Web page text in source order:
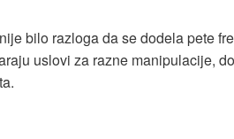
bilo razloga da se dodela pete
uslovi za razne manipulacije,